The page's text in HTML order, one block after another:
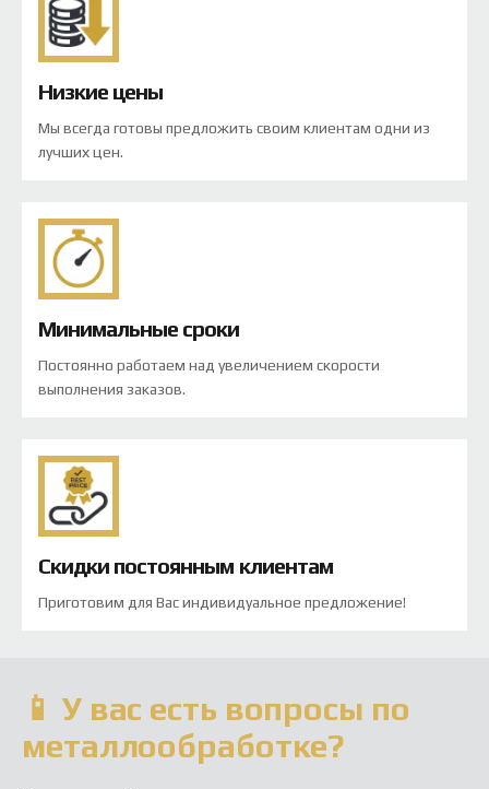
Низкие цены
Мы всегда готовы предложить своим клиентам одни из
лучших цен.
Минимальные сроки
Постоянно работаем над увеличением скорости
выполнения заказов.
Скидки постоянным клиентам
Приготовим для Вас индивидуальное предложение!
📱 У вас есть вопросы по
металлообработке?